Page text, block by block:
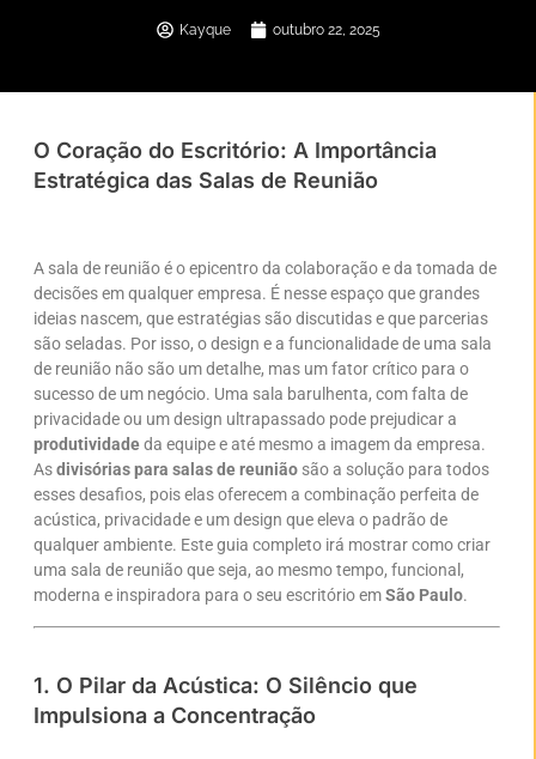
Kayque outubro 22, 2025
O Coração do Escritório: A Importância
Estratégica das Salas de Reunião
A sala de reunião é o epicentro da colaboração e da tomada de
decisões em qualquer empresa. É nesse espaço que grandes
ideias nascem, que estratégias são discutidas e que parcerias
são seladas. Por isso, o design e a funcionalidade de uma sala
de reunião não são um detalhe, mas um fator crítico para o
sucesso de um negócio. Uma sala barulhenta, com falta de
privacidade ou um design ultrapassado pode prejudicar a
produtividadeda equipe e até mesmo a imagem da empresa.
Asdivisórias para salas de reunião são a solução para todos
esses desafios, pois elas oferecem a combinação perfeita de
acústica, privacidade e um design que eleva o padrão de
qualquer ambiente. Este guia completo irá mostrar como criar
uma sala de reunião que seja, ao mesmo tempo, funcional,
moderna e inspiradora para o seu escritório emSão Paulo.
1. O Pilar da Acústica: O Silêncio que
Impulsiona a Concentração